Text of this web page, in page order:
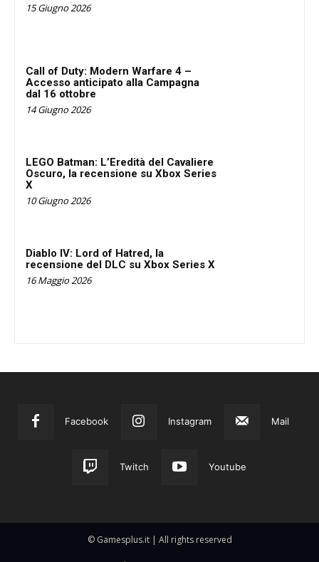
15 Giugno 2026
Call of Duty: Modern Warfare 4 –
Accesso anticipato alla Campagna
dal 16 ottobre
14 Giugno 2026
LEGO Batman: L’Eredità del Cavaliere
Oscuro, la recensione su Xbox Series
X
10 Giugno 2026
Diablo IV: Lord of Hatred, la
recensione del DLC su Xbox Series X
16 Maggio 2026
Facebook Instagram Mail
Twitch Youtube
© Gamesplus.it | All rights reserved